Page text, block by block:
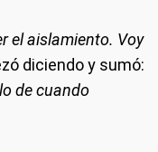
el aislamiento. Voy
diciendo y sumó:
de cuando